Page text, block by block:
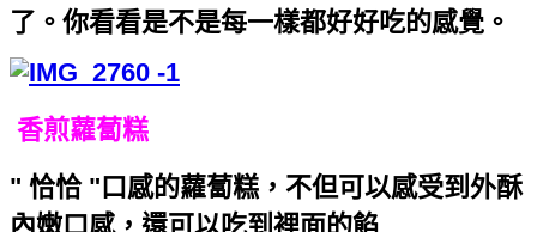
了。 你看看是不是每一樣都好好吃的感覺。
香煎蘿蔔糕
" 恰恰 "口感的蘿蔔糕，不但可以感受到外酥
內嫩口感，還可以吃到裡面的餡